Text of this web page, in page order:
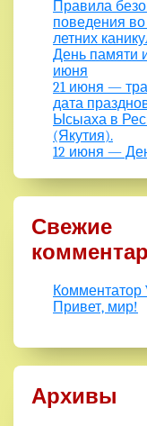
Правила
поведения
летних
День памяти
июня
21 июня —
дата
Ысыаха в
(Якутия).
12 июня —
Свежие
Комментатор
Привет, мир!
Архивы